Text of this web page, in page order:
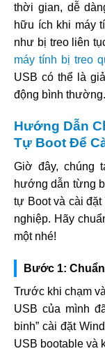
thời gian, dễ
hữu ích khi máy
như bị treo liên
máy tính bị treo
USB có thể là
động bình thường.
Hướng Dẫn
Tự Boot Để
Giờ đây, chúng
hướng dẫn từng
tự Boot và cài đặt
nghiệp. Hãy
một nhé!
Bước 1:
Trước khi chạm
USB của mình
binh” cài đặt
USB bootable và